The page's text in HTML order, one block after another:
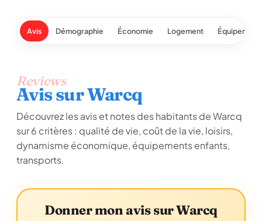
Avis Démographie Économie Logement
Reviews
Avis sur Warcq
Découvrez les avis et notes des habitants de Warcq
sur 6 critères : qualité de vie, coût de la vie, loisirs,
dynamisme économique, équipements enfants,
transports.
Donner mon avis sur Warcq